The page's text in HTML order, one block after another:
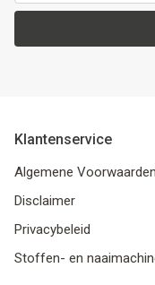
Klantenservice
Algemene Voorwaarden
Disclaimer
Privacybeleid
Stoffen- en